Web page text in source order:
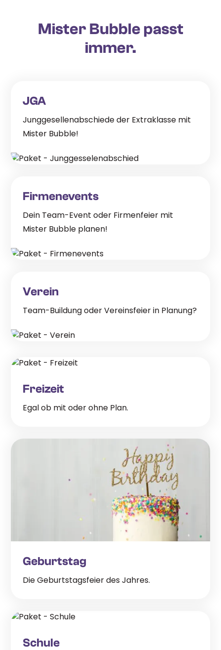
Mister Bubble passt
immer.
JGA
Junggesellenabschiede der Extraklasse mit
Mister Bubble!
Firmenevents
Dein Team-Event oder Firmenfeier mit
Mister Bubble planen!
Verein
Team-Buildung oder Vereinsfeier in Planung?
Freizeit
Egal ob mit oder ohne Plan.
Geburtstag
Die Geburtstagsfeier des Jahres.
Schule